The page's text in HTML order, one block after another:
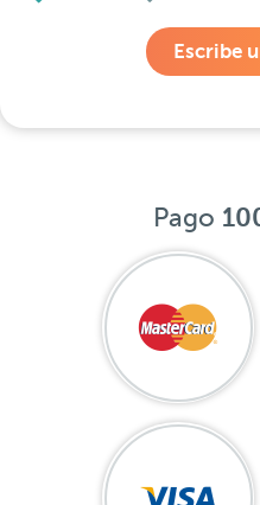
Escribe
Pago